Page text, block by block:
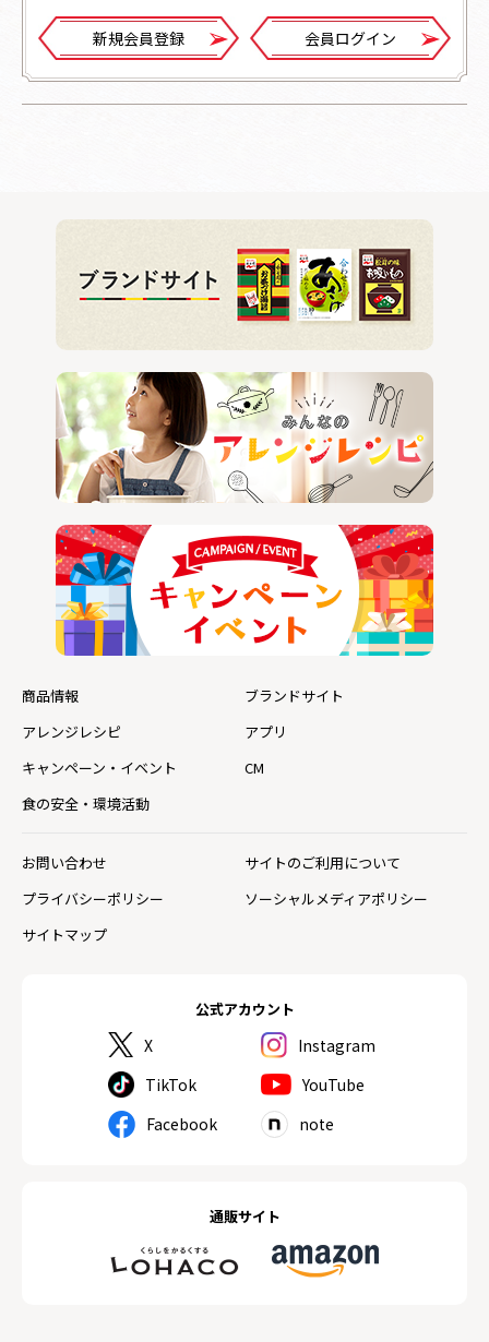
新規会員登録 会員ログイン
公式アカウント
X
Instagram
TikTok
YouTube
Facebook
note
通販サイト
商品情報
ブランドサイト
アレンジレシピ
アプリ
キャンペーン・イベント
CM
食の安全・環境活動
お問い合わせ
サイトのご利用について
プライバシーポリシー
ソーシャルメディアポリシー
サイトマップ